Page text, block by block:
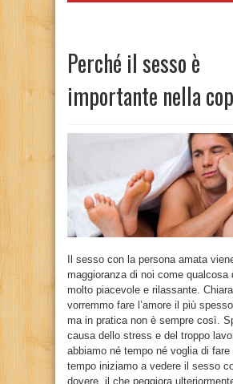
Perché il sesso è
importante nella
Il sesso con la persona amata
maggioranza di noi come qualcosa
molto piacevole e rilassante.
vorremmo fare l’amore il più
ma in pratica non è sempre così.
causa dello stress e del troppo
abbiamo né tempo né voglia di fare
tempo iniziamo a vedere il sesso
dovere, il che peggiora